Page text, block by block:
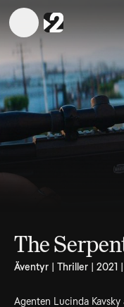
The
Äventyr | Thriller | 2021
Agenten Lucinda